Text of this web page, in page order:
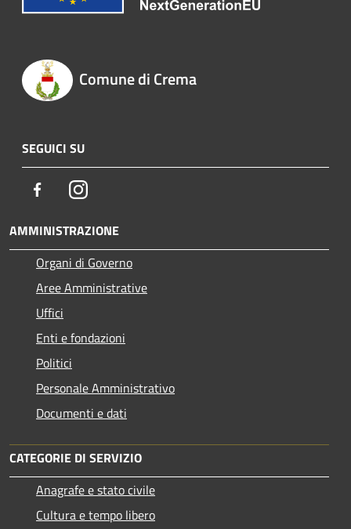
Comune di Crema
SEGUICI SU
FacebookInstagram
AMMINISTRAZIONE
Organi di Governo
Aree Amministrative
Uffici
Enti e fondazioni
Politici
Personale Amministrativo
Documenti e dati
CATEGORIE DI SERVIZIO
Anagrafe e stato civile
Cultura e tempo libero